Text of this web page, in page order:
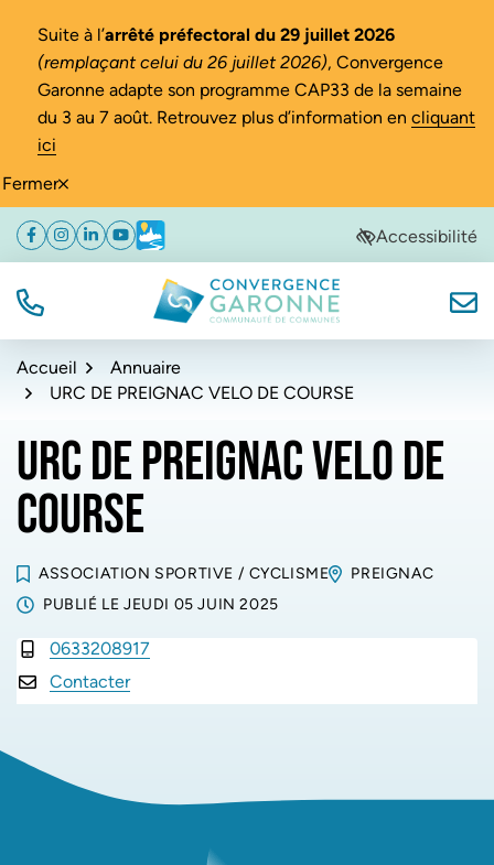
Fermer
Suite à l’arrêté préfectoral du 29 juillet 2026
(remplaçant celui du 26 juillet 2026), Convergence
Garonne adapte son programme CAP33 de la semaine
du 3 au 7 août. Retrouvez plus d’information en cliquant
ici
Aller
navigation
Aller
au
Aller
au
de
Facebook
(ouverture dans un nouvel onglet)
Instagram
(ouverture dans un nouvel onglet)
Linkedin
(ouverture dans un nouvel onglet)
YouTube
(ouverture dans un nouvel onglet)
Météo
(ouverture dans un nouvel onglet)Accessibilité
TÉL. Convergence Garonne
Accueil
Annuaire
URC DE PREIGNAC VELO DE COURSE
URC DE PREIGNAC VELO DE
COURSE
ASSOCIATION SPORTIVE / CYCLISME
PREIGNAC
PUBLIÉ LE JEUDI 05 JUIN 2025
INFOS UTILES
0633208917
Contacter